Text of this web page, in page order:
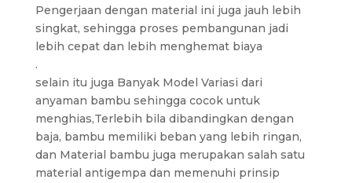
Pengerjaan dengan material ini juga jauh lebih
singkat, sehingga proses pembangunan jadi
lebih cepat dan lebih menghemat biaya
.
selain itu juga Banyak Model Variasi dari
anyaman bambu sehingga cocok untuk
menghias,Terlebih bila dibandingkan dengan
baja, bambu memiliki beban yang lebih ringan,
dan Material bambu juga merupakan salah satu
material antigempa dan memenuhi prinsip